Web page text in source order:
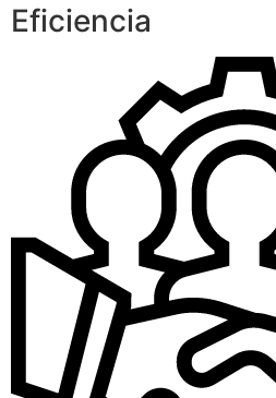
Eficiencia